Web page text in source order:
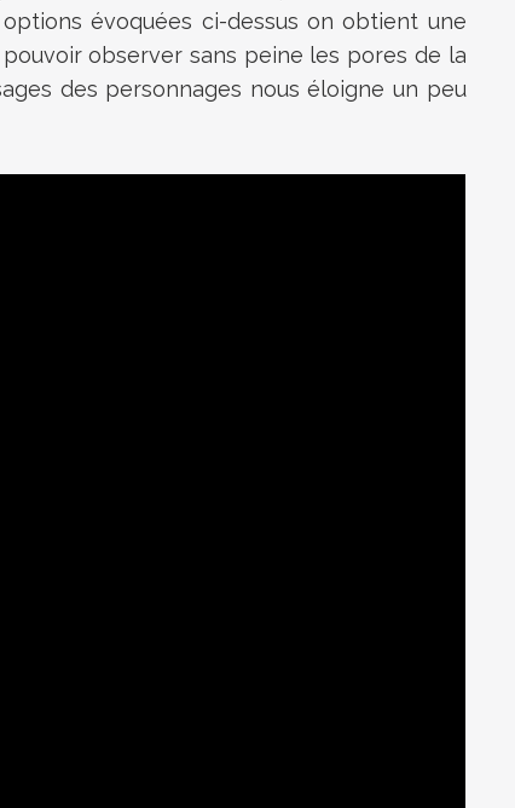
évoquées ci-dessus on obtient une
observer sans peine les pores de la
des personnages nous éloigne un peu